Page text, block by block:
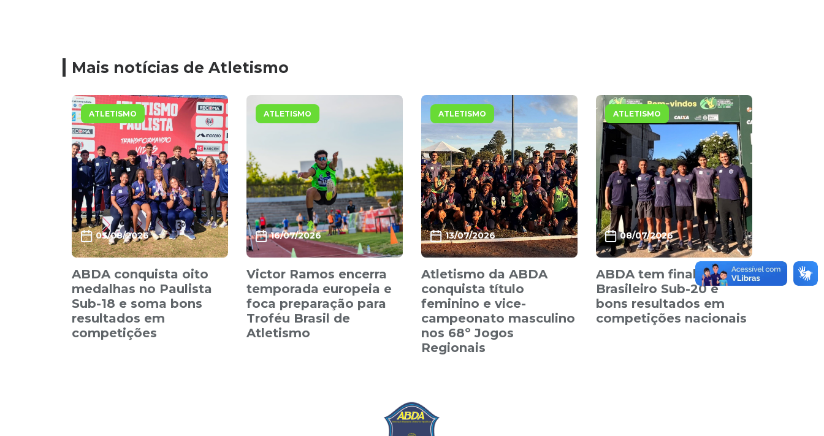
Mais notícias de Atletismo
ATLETISMO
03/08/2026
ABDA conquista oito
medalhas no Paulista
Sub-18 e soma bons
resultados em
competições
ATLETISMO
16/07/2026
Victor Ramos encerra
temporada europeia e
foca preparação para
Troféu Brasil de
Atletismo
ATLETISMO
13/07/2026
Atletismo da ABDA
conquista título
feminino e vice-
campeonato masculino
nos 68º Jogos
Regionais
ATLETISMO
08/07/2026
ABDA tem finalistas no
Brasileiro Sub-20 e
bons resultados em
competições nacionais